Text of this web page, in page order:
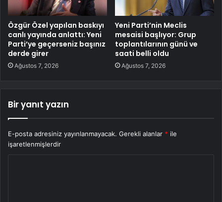
Özgür Özel yapılan baskıyı
canlı yayında anlattı: Yeni
Parti’ye geçerseniz başınız
derde girer
Ağustos 7, 2026
Yeni Parti’nin Meclis
mesaisi başlıyor: Grup
toplantılarının günü ve
saati belli oldu
Ağustos 7, 2026
Bir yanıt yazın
E-posta adresiniz yayınlanmayacak. Gerekli alanlar * ile
işaretlenmişlerdir